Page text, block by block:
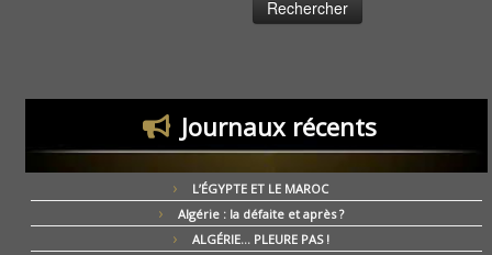
Journaux récents
L’ÉGYPTE ET LE MAROC
Algérie : la défaite et après ?
ALGÉRIE… PLEURE PAS !